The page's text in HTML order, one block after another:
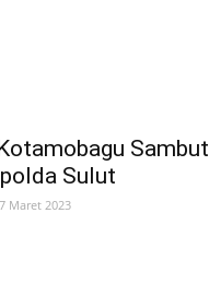
Sambut
Sulut
Maret 2023